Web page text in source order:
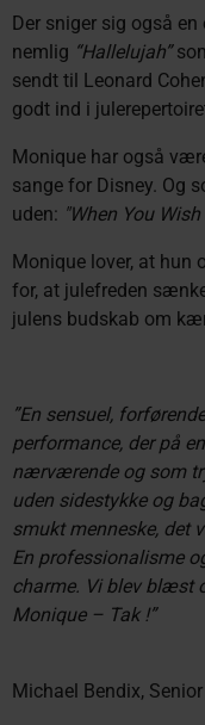
Der sniger sig også
nemlig “Hallelujah”
sendt til Leonard
godt ind i
Monique har også
sange for Disney. Og
uden: "When You
Monique lover, at hun
for, at julefreden
julens budskab om
”En sensuel,
performance, der på
nærværende og som
uden sidestykke og
smukt menneske, det
En professionalisme
charme. Vi blev blæst
Monique – Tak !”
Michael Bendix,